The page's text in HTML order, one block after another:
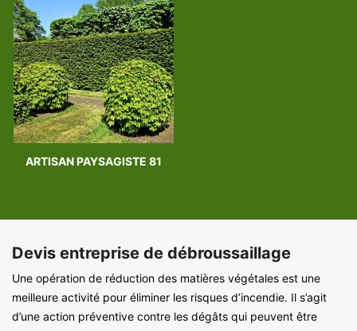
ARTISAN PAYSAGISTE 81
Devis entreprise de débroussaillage
Une opération de réduction des matières végétales est une
meilleure activité pour éliminer les risques d’incendie. Il s’agit
d’une action préventive contre les dégâts qui peuvent être